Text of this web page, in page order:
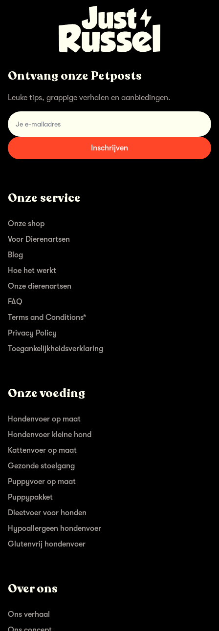
Ontvang onze Petposts
Leuke tips, grappige verhalen en aanbiedingen.
email
Inschrijven
Onze service
Onze shop
Voor Dierenartsen
Blog
Hoe het werkt
Onze dierenartsen
FAQ
Terms and Conditions*
Privacy Policy
Toegankelijkheidsverklaring
Onze voeding
Hondenvoer op maat
Hondenvoer kleine hond
Kattenvoer op maat
Gezonde stoelgang
Puppyvoer op maat
Puppypakket
Dieetvoer voor honden
Hypoallergeen hondenvoer
Glutenvrij hondenvoer
Over ons
Ons verhaal